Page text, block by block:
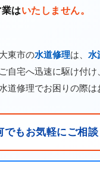
はいたしません。
大東市の水道修理は、 水
ご自宅へ迅速に駆け付
水道修理でお困りの際は
でもお気軽にご相談